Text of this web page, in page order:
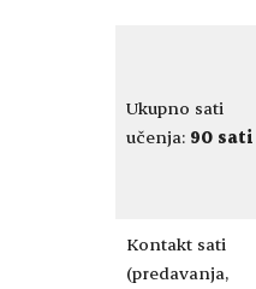
Ukupno sati
učenja: 90 sati
Kontakt sati
(predavanja,